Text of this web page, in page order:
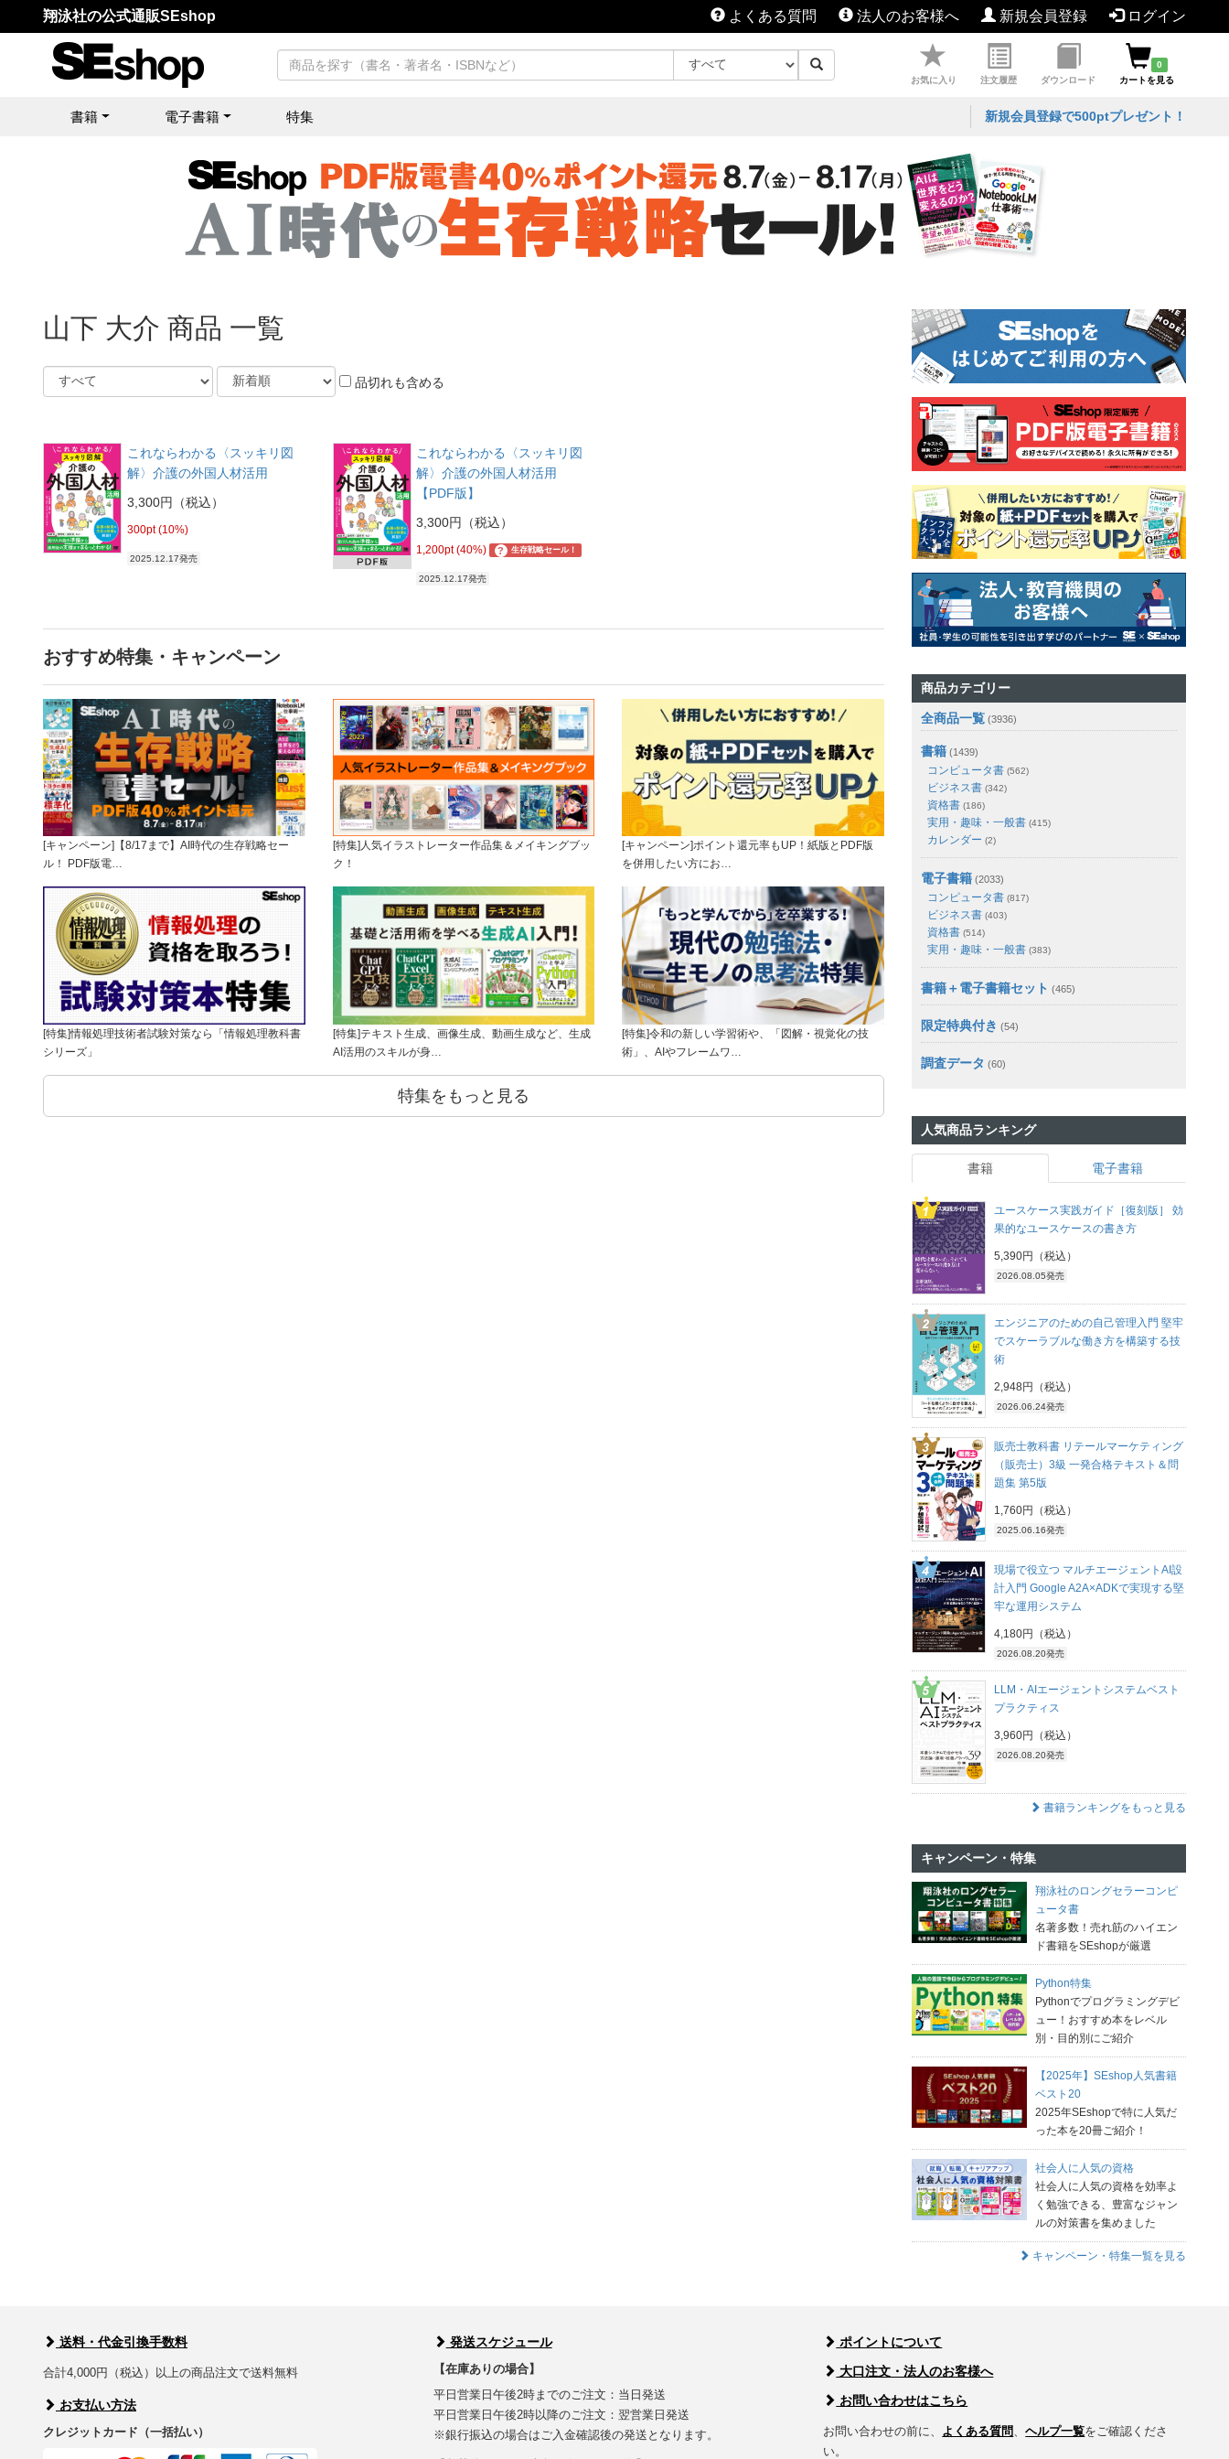
翔泳社の公式通販SEshop よくある質問 法人のお客様へ 新規会員登録 ログイン
お気に入り 注文履歴 ダウンロード
0
カートを見る
書籍 電子書籍 特集 新規会員登録で500ptプレゼント！
山下 大介 商品 一覧
品切れも含める
これならわかる〈スッキリ図
解〉介護の外国人材活用
3,300円（税込）
300pt (10%)
2025.12.17発売
これならわかる〈スッキリ図
解〉介護の外国人材活用
【PDF版】
3,300円（税込）
1,200pt (40%) ? 生存戦略セール！
2025.12.17発売
おすすめ特集・キャンペーン
[キャンペーン]【8/17まで】AI時代の生存戦略セー
ル！ PDF版電…
[特集]人気イラストレーター作品集＆メイキングブッ
ク！
[キャンペーン]ポイント還元率もUP！紙版とPDF版
を併用したい方にお…
[特集]情報処理技術者試験対策なら「情報処理教科書
シリーズ」
[特集]テキスト生成、画像生成、動画生成など、生成
AI活用のスキルが身…
[特集]令和の新しい学習術や、「図解・視覚化の技
術」、AIやフレームワ…
特集をもっと見る
商品カテゴリー
全商品一覧 (3936)
書籍 (1439)
コンピュータ書 (562)
ビジネス書 (342)
資格書 (186)
実用・趣味・一般書 (415)
カレンダー (2)
電子書籍 (2033)
コンピュータ書 (817)
ビジネス書 (403)
資格書 (514)
実用・趣味・一般書 (383)
書籍＋電子書籍セット (465)
限定特典付き (54)
調査データ (60)
人気商品ランキング
書籍 電子書籍
ユースケース実践ガイド［復刻版］ 効
果的なユースケースの書き方
5,390円（税込）
2026.08.05発売
エンジニアのための自己管理入門 堅牢
でスケーラブルな働き方を構築する技
術
2,948円（税込）
2026.06.24発売
販売士教科書 リテールマーケティング
（販売士）3級 一発合格テキスト＆問
題集 第5版
1,760円（税込）
2025.06.16発売
現場で役立つ マルチエージェントAI設
計入門 Google A2A×ADKで実現する堅
牢な運用システム
4,180円（税込）
2026.08.20発売
LLM・AIエージェントシステムベスト
プラクティス
3,960円（税込）
2026.08.20発売
書籍ランキングをもっと見る
キャンペーン・特集
翔泳社のロングセラーコンピ
ュータ書
名著多数！売れ筋のハイエン
ド書籍をSEshopが厳選
Python特集
Pythonでプログラミングデビ
ュー！おすすめ本をレベル
別・目的別にご紹介
【2025年】SEshop人気書籍
ベスト20
2025年SEshopで特に人気だ
った本を20冊ご紹介！
社会人に人気の資格
社会人に人気の資格を効率よ
く勉強できる、豊富なジャン
ルの対策書を集めました
キャンペーン・特集一覧を見る
送料・代金引換手数料
合計4,000円（税込）以上の商品注文で送料無料
お支払い方法
クレジットカード（一括払い）
発送スケジュール
【在庫ありの場合】
平日営業日午後2時までのご注文：当日発送
平日営業日午後2時以降のご注文：翌営業日発送
※銀行振込の場合はご入金確認後の発送となります。
ポイントについて
大口注文・法人のお客様へ
お問い合わせはこちら
お問い合わせの前に、 よくある質問、ヘルプ一覧をご確認くださ
い。